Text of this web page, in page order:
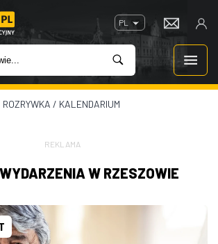
PL
ROZRYWKA / KALENDARIUM
REKLAMA
W RZESZOWIE